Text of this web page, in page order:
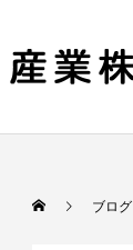
ブログ